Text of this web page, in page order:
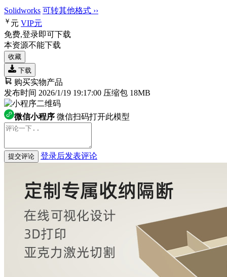
Solidworks 可转其他格式 ››
￥ 元 VIP元
免费,登录即可下载
本资源不能下载
收藏
下载
购买实物产品
发布时间 2026/1/19 19:17:00 压缩包 18MB
微信小程序 微信扫码打开此模型
提交评论 登录后发表评论